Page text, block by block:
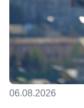
06.08.2026